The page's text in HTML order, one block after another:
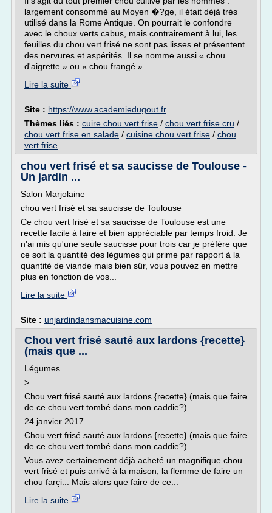
largement consommé au Moyen �?ge, il était déjà très
utilisé dans la Rome Antique. On pourrait le confondre
avec le choux verts cabus, mais contrairement à lui, les
feuilles du chou vert frisé ne sont pas lisses et présentent
des nervures et aspérités. Il se nomme aussi « chou
d'aigrette » ou « chou frangé »....
Lire la suite
Site : https://www.academiedugout.fr
Thèmes liés : cuire chou vert frise / chou vert frise cru /
chou vert frise en salade / cuisine chou vert frise / chou
vert frise
chou vert frisé et sa saucisse de Toulouse -
Un jardin ...
Salon Marjolaine
chou vert frisé et sa saucisse de Toulouse
Ce chou vert frisé et sa saucisse de Toulouse est une
recette facile à faire et bien appréciable par temps froid. Je
n'ai mis qu'une seule saucisse pour trois car je préfère que
ce soit la quantité des légumes qui prime par rapport à la
quantité de viande mais bien sûr, vous pouvez en mettre
plus en fonction de vos...
Lire la suite
Site : unjardindansmacuisine.com
Chou vert frisé sauté aux lardons {recette}
(mais que ...
Légumes
>
Chou vert frisé sauté aux lardons {recette} (mais que faire
de ce chou vert tombé dans mon caddie?)
24 janvier 2017
Chou vert frisé sauté aux lardons {recette} (mais que faire
de ce chou vert tombé dans mon caddie?)
Vous avez certainement déjà acheté un magnifique chou
vert frisé et puis arrivé à la maison, la flemme de faire un
chou farçi... Mais alors que faire de ce...
Lire la suite